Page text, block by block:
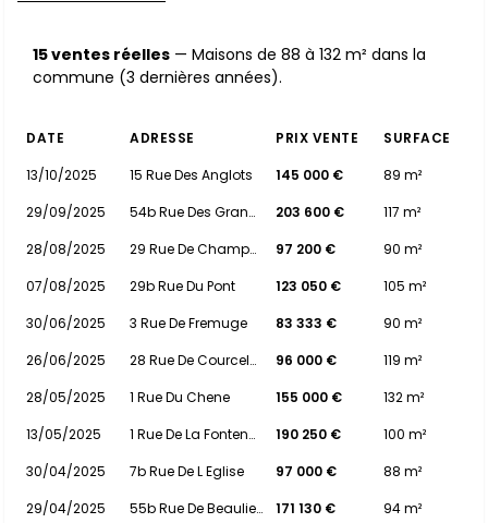
15 ventes réelles — Maisons de 88 à 132 m² dans la
commune (3 dernières années).
DATE ADRESSE PRIX VENTE
SURFACE
13/10/2025
15 Rue Des Anglots 145 000 €
89 m²
29/09/2025
54b Rue Des Granges 203 600 €
117 m²
28/08/2025
29 Rue De Champvaudon Et Du Maqui 97 200 €
90 m²
07/08/2025
29b Rue Du Pont 123 050 €
105 m²
30/06/2025
3 Rue De Fremuge 83 333 €
90 m²
26/06/2025
28 Rue De Courcelotte 96 000 €
119 m²
28/05/2025
1 Rue Du Chene 155 000 €
132 m²
13/05/2025
1 Rue De La Fontenotte 190 250 €
100 m²
30/04/2025
7b Rue De L Eglise 97 000 €
88 m²
29/04/2025
55b Rue De Beaulieu 171 130 €
94 m²